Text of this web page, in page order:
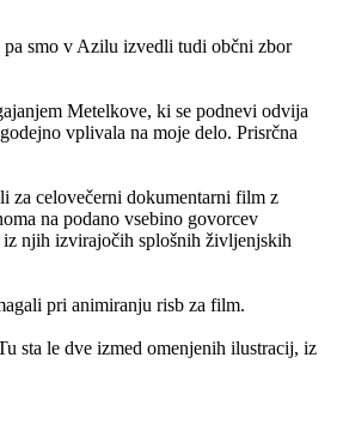
smo v Azilu izvedli tudi občni zbor
Metelkove, ki se podnevi odvija
vplivala na moje delo. Prisrčna
za celovečerni dokumentarni film z
na podano vsebino govorcev
njih izvirajočih splošnih življenjskih
pri animiranju risb za film.
sta le dve izmed omenjenih ilustracij, iz